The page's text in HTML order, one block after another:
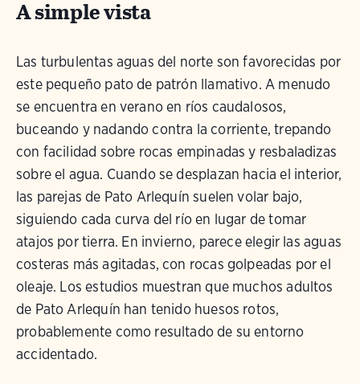
A simple vista
Las turbulentas aguas del norte son favorecidas por
este pequeño pato de patrón llamativo. A menudo
se encuentra en verano en ríos caudalosos,
buceando y nadando contra la corriente, trepando
con facilidad sobre rocas empinadas y resbaladizas
sobre el agua. Cuando se desplazan hacia el interior,
las parejas de Pato Arlequín suelen volar bajo,
siguiendo cada curva del río en lugar de tomar
atajos por tierra. En invierno, parece elegir las aguas
costeras más agitadas, con rocas golpeadas por el
oleaje. Los estudios muestran que muchos adultos
de Pato Arlequín han tenido huesos rotos,
probablemente como resultado de su entorno
accidentado.